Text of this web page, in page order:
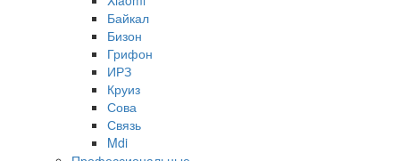
Байкал
Бизон
Грифон
ИРЗ
Круиз
Сова
Связь
Mdi